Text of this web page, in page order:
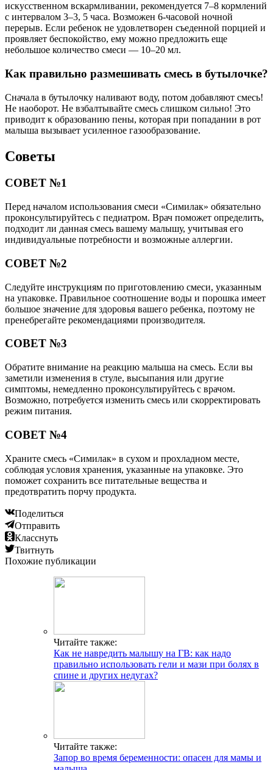
искусственном вскармливании, рекомендуется 7–8 кормлений
с интервалом 3–3, 5 часа. Возможен 6-часовой ночной
перерыв. Если ребенок не удовлетворен съеденной порцией и
проявляет беспокойство, ему можно предложить еще
небольшое количество смеси — 10–20 мл.
Как правильно размешивать смесь в бутылочке?
Сначала в бутылочку наливают воду, потом добавляют смесь!
Не наоборот. Не взбалтывайте смесь слишком сильно! Это
приводит к образованию пены, которая при попадании в рот
малыша вызывает усиленное газообразование.
Советы
СОВЕТ №1
Перед началом использования смеси «Симилак» обязательно
проконсультируйтесь с педиатром. Врач поможет определить,
подходит ли данная смесь вашему малышу, учитывая его
индивидуальные потребности и возможные аллергии.
СОВЕТ №2
Следуйте инструкциям по приготовлению смеси, указанным
на упаковке. Правильное соотношение воды и порошка имеет
большое значение для здоровья вашего ребенка, поэтому не
пренебрегайте рекомендациями производителя.
СОВЕТ №3
Обратите внимание на реакцию малыша на смесь. Если вы
заметили изменения в стуле, высыпания или другие
симптомы, немедленно проконсультируйтесь с врачом.
Возможно, потребуется изменить смесь или скорректировать
режим питания.
СОВЕТ №4
Храните смесь «Симилак» в сухом и прохладном месте,
соблюдая условия хранения, указанные на упаковке. Это
поможет сохранить все питательные вещества и
предотвратить порчу продукта.
Поделиться
Отправить
Класснуть
Твитнуть
Похожие публикации
Читайте также:
Как не навредить малышу на ГВ: как надо
правильно использовать гели и мази при болях в
спине и других недугах?
Читайте также:
Запор во время беременности: опасен для мамы и